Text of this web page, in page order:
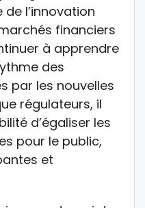
l’innovation
financiers
à apprendre
des
par les nouvelles
régulateurs, il
d’égaliser les
pour le public,
et